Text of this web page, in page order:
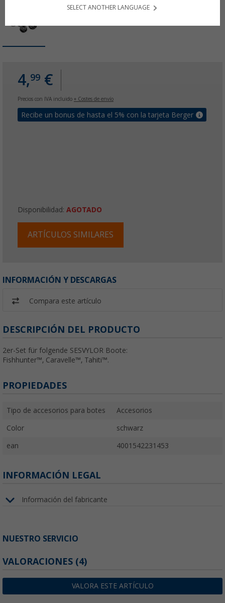
4,99 €
Precios con IVA incluido + Costes de envío
Recibe un bonus de hasta el 5% con la tarjeta Berger
Disponibilidad: AGOTADO
ARTÍCULOS SIMILARES
INFORMACIÓN Y DESCARGAS
Compara este artículo
DESCRIPCIÓN DEL PRODUCTO
2er-Set für folgende SESVYLOR Boote:
Fishhunter™, Caravelle™, Tahiti™.
PROPIEDADES
Tipo de accesorios para botes Accesorios
Color schwarz
ean 4001542231453
INFORMACIÓN LEGAL
Información del fabricante
NUESTRO SERVICIO
VALORACIONES (4)
VALORA ESTE ARTÍCULO
SELECT ANOTHER LANGUAGE